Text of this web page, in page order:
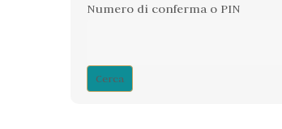
Numero di conferma o PIN